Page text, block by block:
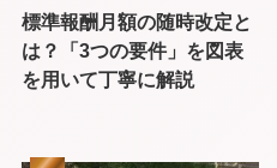
標準報酬月額の随時改定と
は？「3つの要件」を図表
を用いて丁寧に解説